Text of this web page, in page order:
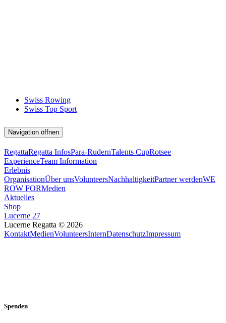
Swiss Rowing
Swiss Top Sport
Navigation öffnen
RegattaRegatta InfosPara-RudernTalents CupRotsee
ExperienceTeam Information
Erlebnis
OrganisationÜber unsVolunteersNachhaltigkeitPartner werdenWE
ROW FORMedien
Aktuelles
Shop
Lucerne 27
Lucerne Regatta © 2026
KontaktMedienVolunteersInternDatenschutzImpressum
Spenden